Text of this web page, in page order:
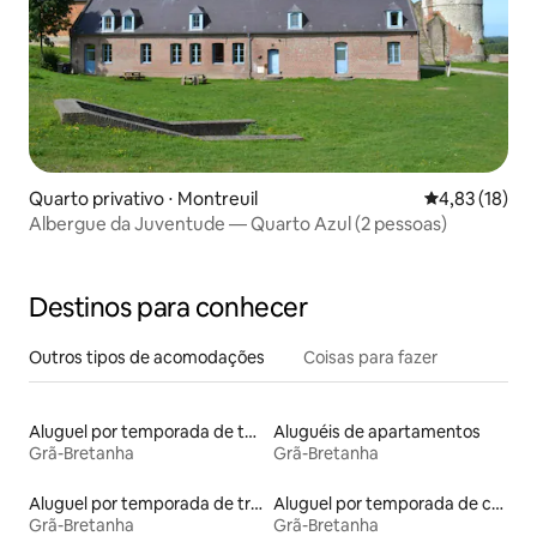
Quarto privativo ⋅ Montreuil 4,83 de uma
4,83 (18)
Albergue da Juventude — Quarto Azul (2 pessoas)
Destinos para conhecer
Outros tipos de acomodações Coisas para fazer
Aluguel por temporada de tendas tipi
Grã-Bretanha
Aluguéis de apartamentos
Grã-Bretanha
Aluguel por temporada de trailers
Grã-Bretanha
Aluguel por temporada de cabanas de pastor
Grã-Bretanha